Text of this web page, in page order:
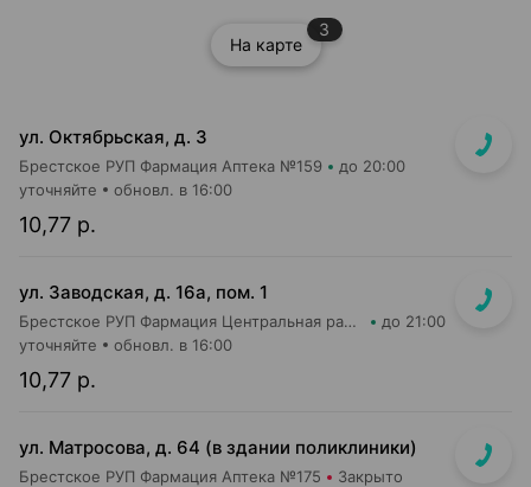
На карте
3
ул. Октябрьская, д. 3
Брестское РУП Фармация Аптека №159 до 20:00
10,77 р.
уточняйте обновл. в 16:00
ул. Заводская, д. 16а, пом. 1
Брестское РУП Фармация Центральная районная аптека №83 до 21:00
10,77 р.
уточняйте обновл. в 16:00
ул. Матросова, д. 64 (в здании поликлиники)
Брестское РУП Фармация Аптека №175 Закрыто